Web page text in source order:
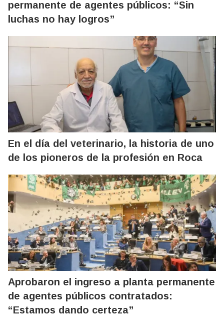
permanente de agentes públicos: “Sin
luchas no hay logros”
En el día del veterinario, la historia de uno
de los pioneros de la profesión en Roca
Aprobaron el ingreso a planta permanente
de agentes públicos contratados:
“Estamos dando certeza”